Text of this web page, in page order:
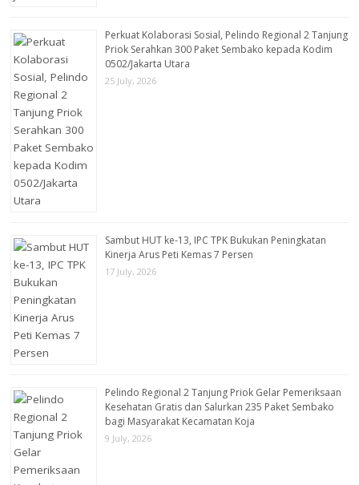
Perkuat Kolaborasi Sosial, Pelindo Regional 2 Tanjung
Priok Serahkan 300 Paket Sembako kepada Kodim
0502/Jakarta Utara
25 July, 2026
Sambut HUT ke-13, IPC TPK Bukukan Peningkatan
Kinerja Arus Peti Kemas 7 Persen
17 July, 2026
Pelindo Regional 2 Tanjung Priok Gelar Pemeriksaan
Kesehatan Gratis dan Salurkan 235 Paket Sembako
bagi Masyarakat Kecamatan Koja
9 July, 2026